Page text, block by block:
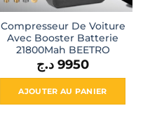
Compresseur De Voiture
Avec Booster Batterie
21800Mah BEETRO
9950 د.ج
AJOUTER AU PANIER